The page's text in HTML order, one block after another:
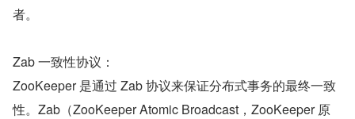
者。
Zab 一致性协议：
ZooKeeper 是通过 Zab 协议来保证分布式事务的最终一致
性。Zab（ZooKeeper Atomic Broadcast，ZooKeeper 原